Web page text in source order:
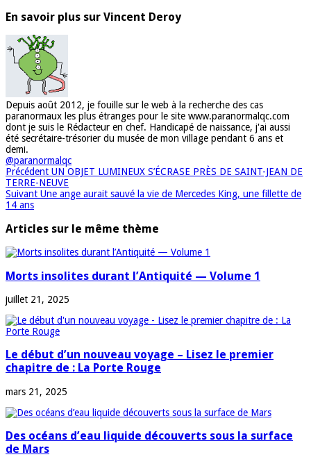
En savoir plus sur Vincent Deroy
Depuis août 2012, je fouille sur le web à la recherche des cas
paranormaux les plus étranges pour le site www.paranormalqc.com
dont je suis le Rédacteur en chef. Handicapé de naissance, j'ai aussi
été secrétaire-trésorier du musée de mon village pendant 6 ans et
demi.
@paranormalqc
Précédent UN OBJET LUMINEUX S’ÉCRASE PRÈS DE SAINT-JEAN DE
TERRE-NEUVE
Suivant Une ange aurait sauvé la vie de Mercedes King, une fillette de
14 ans
Articles sur le même thème
Morts insolites durant l’Antiquité — Volume 1
juillet 21, 2025
Le début d’un nouveau voyage – Lisez le premier
chapitre de : La Porte Rouge
mars 21, 2025
Des océans d’eau liquide découverts sous la surface
de Mars